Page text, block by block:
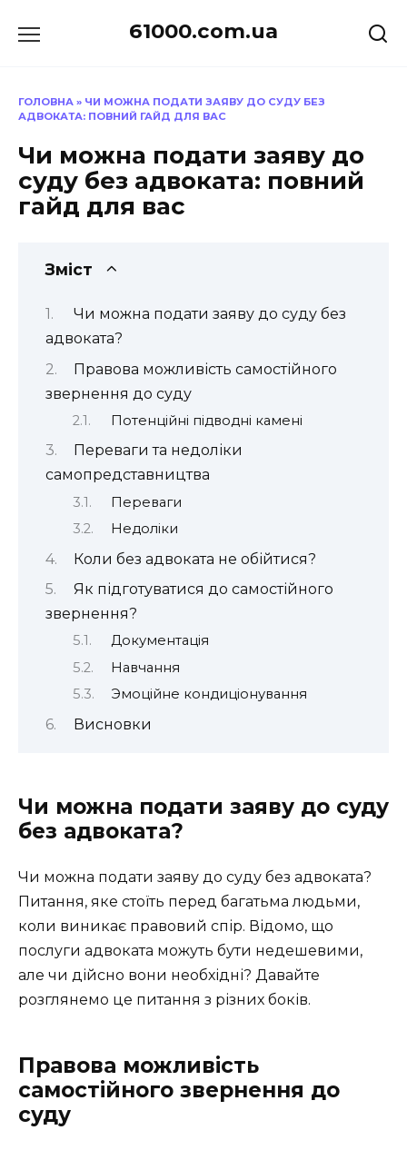
до
61000.com.ua
ГОЛОВНА » ЧИ МОЖНА ПОДАТИ ЗАЯВУ ДО СУДУ БЕЗ
АДВОКАТА: ПОВНИЙ ГАЙД ДЛЯ ВАС
Чи можна подати заяву до
суду без адвоката: повний
гайд для вас
Зміст
Чи можна подати заяву до суду без
адвоката?
Правова можливість самостійного
звернення до суду
Потенційні підводні камені
Переваги та недоліки
самопредставництва
Переваги
Недоліки
Коли без адвоката не обійтися?
Як підготуватися до самостійного
звернення?
Документація
Навчання
Эмоційне кондиціонування
Висновки
Чи можна подати заяву до суду
без адвоката?
Чи можна подати заяву до суду без адвоката?
Питання, яке стоїть перед багатьма людьми,
коли виникає правовий спір. Відомо, що
послуги адвоката можуть бути недешевими,
але чи дійсно вони необхідні? Давайте
розглянемо це питання з різних боків.
Правова можливість
самостійного звернення до
суду